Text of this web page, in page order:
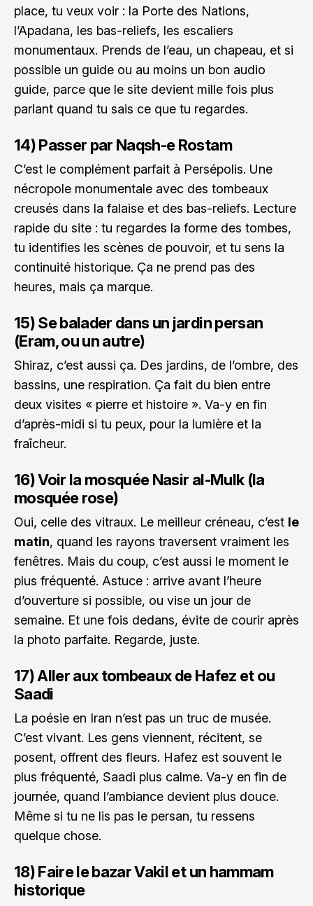
place, tu veux voir : la Porte des Nations,
l’Apadana, les bas-reliefs, les escaliers
monumentaux. Prends de l’eau, un chapeau, et si
possible un guide ou au moins un bon audio
guide, parce que le site devient mille fois plus
parlant quand tu sais ce que tu regardes.
14) Passer par Naqsh-e Rostam
C’est le complément parfait à Persépolis. Une
nécropole monumentale avec des tombeaux
creusés dans la falaise et des bas-reliefs. Lecture
rapide du site : tu regardes la forme des tombes,
tu identifies les scènes de pouvoir, et tu sens la
continuité historique. Ça ne prend pas des
heures, mais ça marque.
15) Se balader dans un jardin persan
(Eram, ou un autre)
Shiraz, c’est aussi ça. Des jardins, de l’ombre, des
bassins, une respiration. Ça fait du bien entre
deux visites « pierre et histoire ». Va-y en fin
d’après-midi si tu peux, pour la lumière et la
fraîcheur.
16) Voir la mosquée Nasir al-Mulk (la
mosquée rose)
Oui, celle des vitraux. Le meilleur créneau, c’est le
matin, quand les rayons traversent vraiment les
fenêtres. Mais du coup, c’est aussi le moment le
plus fréquenté. Astuce : arrive avant l’heure
d’ouverture si possible, ou vise un jour de
semaine. Et une fois dedans, évite de courir après
la photo parfaite. Regarde, juste.
17) Aller aux tombeaux de Hafez et ou
Saadi
La poésie en Iran n’est pas un truc de musée.
C’est vivant. Les gens viennent, récitent, se
posent, offrent des fleurs. Hafez est souvent le
plus fréquenté, Saadi plus calme. Va-y en fin de
journée, quand l’ambiance devient plus douce.
Même si tu ne lis pas le persan, tu ressens
quelque chose.
18) Faire le bazar Vakil et un hammam
historique